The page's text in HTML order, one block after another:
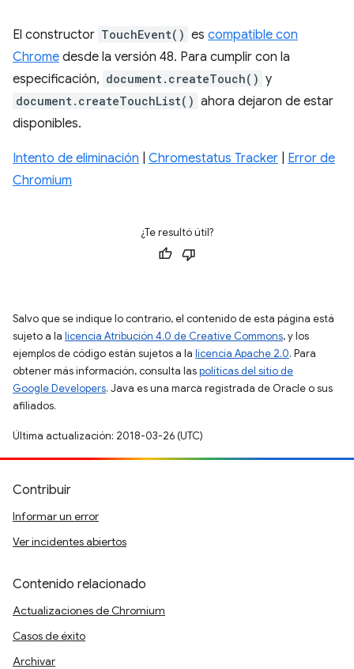
El constructor TouchEvent() es compatible con
Chrome desde la versión 48. Para cumplir con la
especificación, document.createTouch() y
document.createTouchList() ahora dejaron de estar
disponibles.
Intento de eliminación Chromestatus Tracker
Error de
Chromium
¿Te resultó útil?
Salvo que se indique lo contrario, el contenido de esta página está
sujeto a la licencia Atribución 4.0 de Creative Commons, y los
ejemplos de código están sujetos a la licencia Apache 2.0. Para
obtener más información, consulta laspolíticas del sitio de
Google Developers. Java es una marca registrada de Oracle o sus
afiliados.
Última actualización: 2018-03-26 (UTC)
Contribuir
Informar un error
Ver incidentes abiertos
Contenido relacionado
Actualizaciones de Chromium
Casos de éxito
Archivar